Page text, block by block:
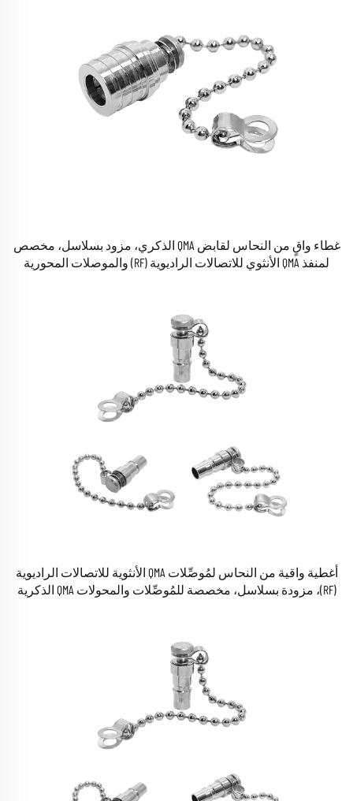
غطاء واقٍ من النحاس لقابض QMA الذكري، مزود بسلاسل، مخصص
لمنفذ QMA الأنثوي للاتصالات الراديوية (RF) والموصلات المحورية
أغطية واقية من النحاس لمُوصِّلات QMA الأنثوية للاتصالات الراديوية
(RF)، مزودة بسلاسل، مخصصة للمُوصِّلات والمحولات QMA الذكرية